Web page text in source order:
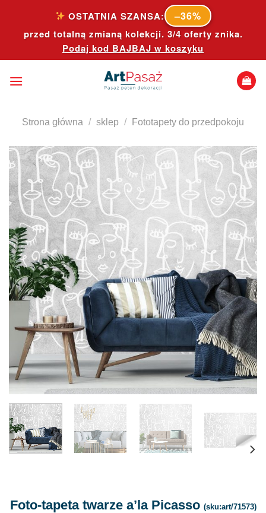
content
OSTATNIA SZANSA: –36%
przed totalną zmianą kolekcji. 3/4 oferty znika.
Podaj kod BAJBAJ w koszyku
Strona główna / sklep / Fototapety do przedpokoju
Foto-tapeta twarze a’la Picasso (sku:art/71573)